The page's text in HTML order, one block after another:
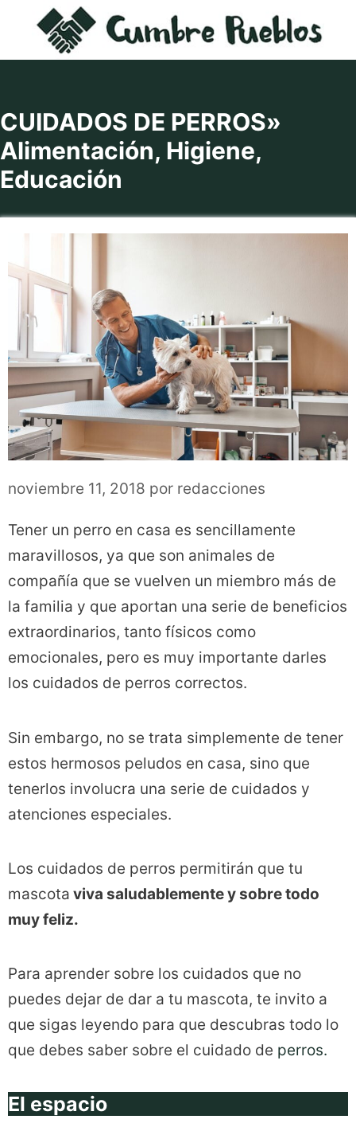
contenido
CUIDADOS DE PERROS»
Alimentación, Higiene,
Educación
noviembre 11, 2018 por redacciones
Tener un perro en casa es sencillamente
maravillosos, ya que son animales de
compañía que se vuelven un miembro más de
la familia y que aportan una serie de beneficios
extraordinarios, tanto físicos como
emocionales, pero es muy importante darles
los cuidados de perros correctos.
Sin embargo, no se trata simplemente de tener
estos hermosos peludos en casa, sino que
tenerlos involucra una serie de cuidados y
atenciones especiales.
Los cuidados de perros permitirán que tu
mascota viva saludablemente y sobre todo
muy feliz.
Para aprender sobre los cuidados que no
puedes dejar de dar a tu mascota, te invito a
que sigas leyendo para que descubras todo lo
que debes saber sobre el cuidado de perros.
El espacio